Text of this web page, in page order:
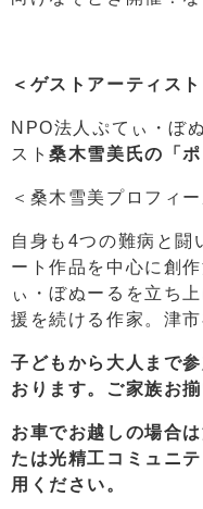
＜ゲストアーティスト
NPO法人ぷてぃ・ぼ
スト桑木雪美氏の「ポ
＜桑木雪美プロフィー
自身も4つの難病と闘
ート作品を中心に創
ぃ・ぼぬーるを立ち
援を続ける作家。津市
子どもから大人まで
おります。ご家族お
お車でお越しの場合
たは光精工コミュニ
用ください。